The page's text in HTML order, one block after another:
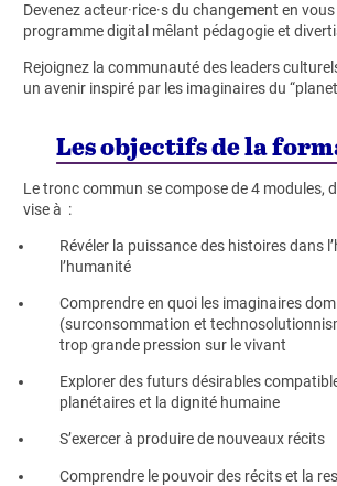
Devenez acteur·rice·s du changement en
programme digital mêlant pédagogie et
Rejoignez la communauté des leaders
un avenir inspiré par les imaginaires du
Les objectifs de la
Le tronc commun se compose de 4 modules,
vise à :
Révéler la puissance des histoires dans
l’humanité
Comprendre en quoi les imaginaires
(surconsommation et
trop grande pression sur le vivant
Explorer des futurs désirables
planétaires et la dignité humaine
S’exercer à produire de nouveaux récits
Comprendre le pouvoir des récits et la